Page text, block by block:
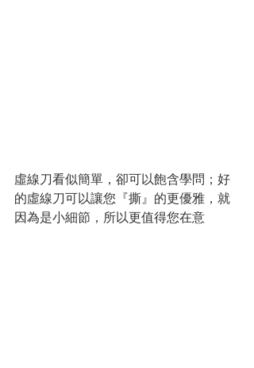
虛線刀看似簡單，卻可以飽含學問；好
的虛線刀可以讓您『撕』的更優雅，就
因為是小細節，所以更值得您在意